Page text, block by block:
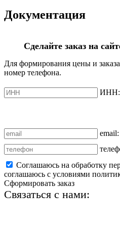
Документация
Сделайте заказ на
Для формирования цены и
номер телефона.
ИНН:
email:
Соглашаюсь на обработку
соглашаюсь с условиями
Сформировать заказ
Связаться с нами: